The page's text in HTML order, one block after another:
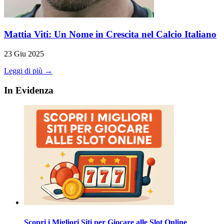
Mattia Viti: Un Nome in Crescita nel Calcio Italiano
23 Giu 2025
Leggi di più →
In Evidenza
Scopri i Migliori Siti per Giocare alle Slot Online